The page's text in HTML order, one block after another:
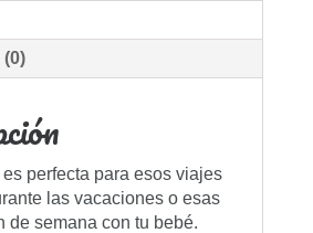
perfecta para esos viajes
las vacaciones o esas
de semana con tu bebé.